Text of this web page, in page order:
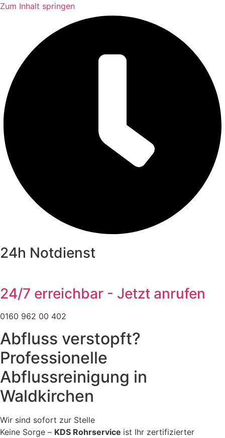
Zum Inhalt springen
24h Notdienst
24/7 erreichbar - Jetzt anrufen
0160 962 00 402
Abfluss verstopft?
Professionelle
Abflussreinigung in
Waldkirchen
Wir sind sofort zur Stelle
Keine Sorge – KDS Rohrservice ist Ihr zertifizierter